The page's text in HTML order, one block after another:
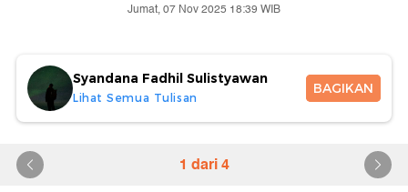
Jumat, 07 Nov 2025 18:39 WIB
Syandana Fadhil Sulistyawan
Lihat Semua Tulisan
BAGIKAN
1 dari 4